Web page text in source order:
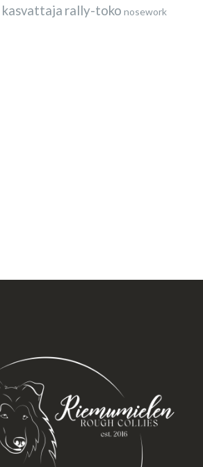
kasvattaja rally-toko nosework